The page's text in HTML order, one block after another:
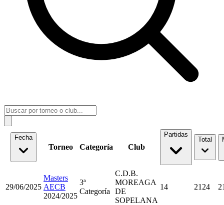
Fecha
Torneo Categoría Club
Partidas
Total
29/06/2025
Masters
AECB
2024/2025
3ª
Categoría
C.D.B.
MOREAGA
DE
SOPELANA
14 2124